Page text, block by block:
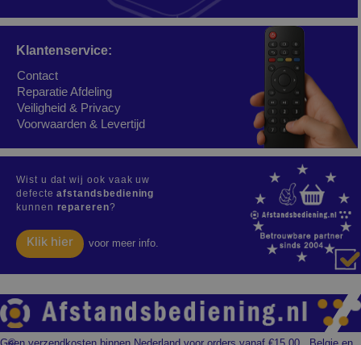
Klantenservice:
Contact
Reparatie Afdeling
Veiligheid & Privacy
Voorwaarden & Levertijd
Wist u dat wij ook vaak uw
defecteafstandsbediening
kunnen repareren?
Klik hier voor meer info.